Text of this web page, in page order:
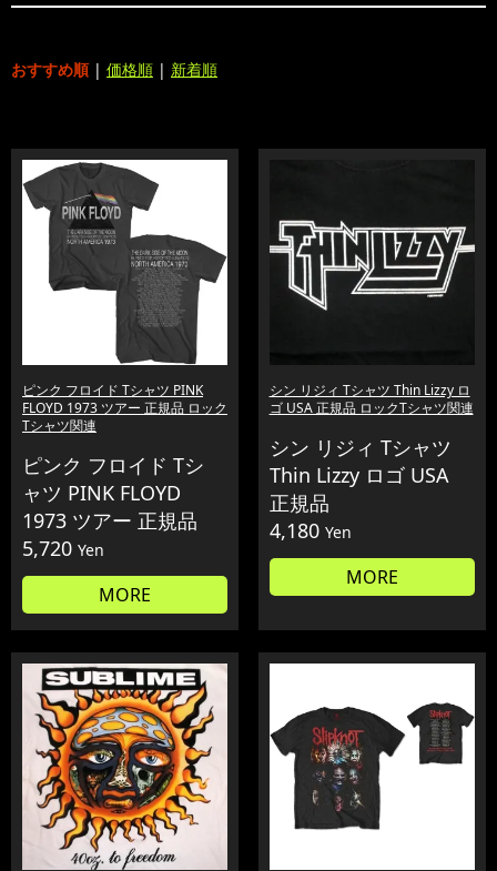
おすすめ順 | 価格順 | 新着順
ピンク フロイド Tシャツ PINK
FLOYD 1973 ツアー 正規品 ロック
Tシャツ関連
ピンク フロイド Tシ
ャツ PINK FLOYD
1973 ツアー 正規品
5,720 Yen
MORE
シン リジィ Tシャツ Thin Lizzy ロ
ゴ USA 正規品 ロックTシャツ関連
シン リジィ Tシャツ
Thin Lizzy ロゴ USA
正規品
4,180 Yen
MORE